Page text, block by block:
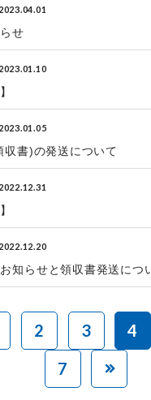
2023.04.01
せ
2023.01.10
2023.01.05
収書)の発送について
2022.12.31
2022.12.20
知らせと領収書発送につ
2 3 4
7